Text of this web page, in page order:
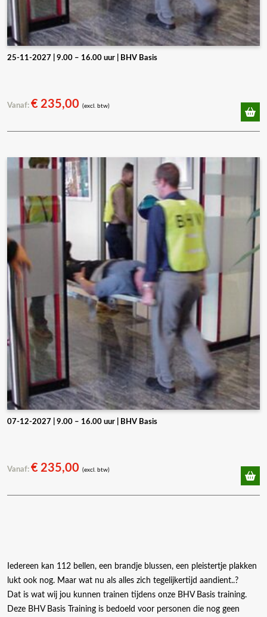
25-11-2027 | 9.00 – 16.00 uur | BHV Basis
Vanaf: € 235,00 (excl. btw)
07-12-2027 | 9.00 – 16.00 uur | BHV Basis
Vanaf: € 235,00 (excl. btw)
Iedereen kan 112 bellen, een brandje blussen, een pleistertje plakken
lukt ook nog. Maar wat nu als alles zich tegelijkertijd aandient..?
Dat is wat wij jou kunnen trainen tijdens onze BHV Basis training.
Deze BHV Basis Training is bedoeld voor personen die nog geen